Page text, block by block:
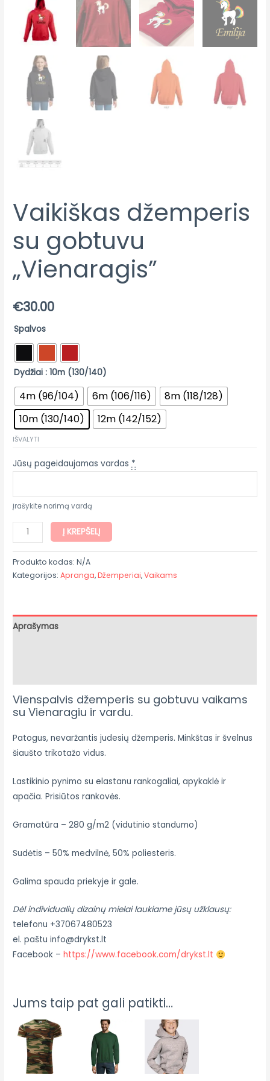
Vaikiškas džemperis
su gobtuvu
„Vienaragis”
€30.00
Spalvos
Dydžiai : 10m (130/140)
4m (96/104) 6m (106/116)
8m (118/128)
10m (130/140)
12m (142/152)
IŠVALYTI
Jūsų pageidaujamas vardas *
Įrašykite norimą vardą
Į KREPŠELĮ
Produkto kodas:N/A
Kategorijos:Apranga,Džemperiai,Vaikams
Aprašymas
Vienspalvis džemperis su gobtuvu vaikams
su Vienaragiu ir vardu.
Patogus, nevaržantis judesių džemperis. Minkštas ir švelnus
šiaušto trikotažo vidus.
Lastikinio pynimo su elastanu rankogaliai, apykaklė ir
apačia. Prisiūtos rankovės.
Gramatūra – 280 g/m2 (vidutinio standumo)
Sudėtis – 50% medvilnė, 50% poliesteris.
Galima spauda priekyje ir gale.
Dėl individualių dizainų mielai laukiame jūsų užklausų:
telefonu +37067480523
el. paštu info@drykst.lt
Facebook –https://www.facebook.com/drykst.lt
Jums taip pat gali patikti…